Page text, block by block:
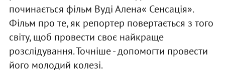
починається фільм Вуді Алена« Сенсація».
Фільм про те, як репортер повертається з того
світу, щоб провести своє найкраще
розслідування. Точніше - допомогти провести
його молодий колезі.